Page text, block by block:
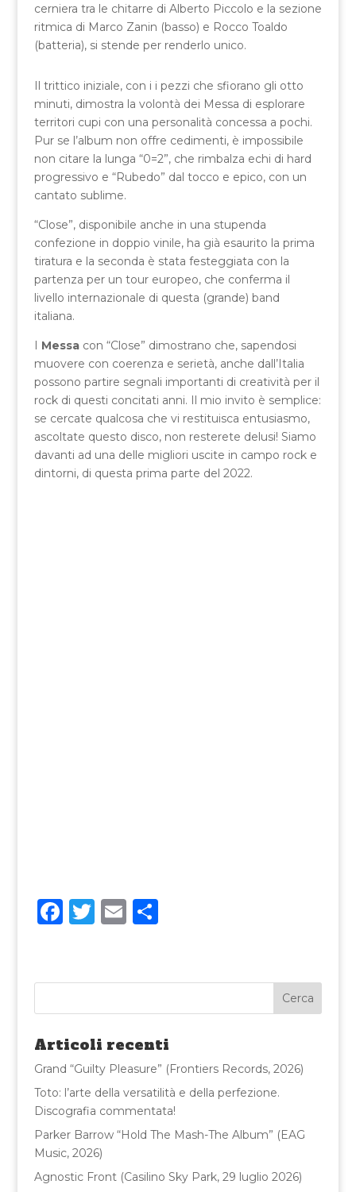
cerniera tra le chitarre di Alberto Piccolo e la sezione
ritmica di Marco Zanin (basso) e Rocco Toaldo
(batteria), si stende per renderlo unico.
Il trittico iniziale, con i i pezzi che sfiorano gli otto
minuti, dimostra la volontà dei Messa di esplorare
territori cupi con una personalità concessa a pochi.
Pur se l’album non offre cedimenti, è impossibile
non citare la lunga “0=2”, che rimbalza echi di hard
progressivo e “Rubedo” dal tocco e epico, con un
cantato sublime.
“Close”, disponibile anche in una stupenda
confezione in doppio vinile, ha già esaurito la prima
tiratura e la seconda è stata festeggiata con la
partenza per un tour europeo, che conferma il
livello internazionale di questa (grande) band
italiana.
I Messacon “Close” dimostrano che, sapendosi
muovere con coerenza e serietà, anche dall’Italia
possono partire segnali importanti di creatività per il
rock di questi concitati anni. Il mio invito è semplice:
se cercate qualcosa che vi restituisca entusiasmo,
ascoltate questo disco, non resterete delusi! Siamo
davanti ad una delle migliori uscite in campo rock e
dintorni, di questa prima parte del 2022.
F
e
b
o
o
k
T
te
r
E
l
C
di
vi
di
Articoli recenti
Grand “Guilty Pleasure” (Frontiers Records, 2026)
Toto: l’arte della versatilità e della perfezione.
Discografia commentata!
Parker Barrow “Hold The Mash-The Album” (EAG
Music, 2026)
Agnostic Front (Casilino Sky Park, 29 luglio 2026)